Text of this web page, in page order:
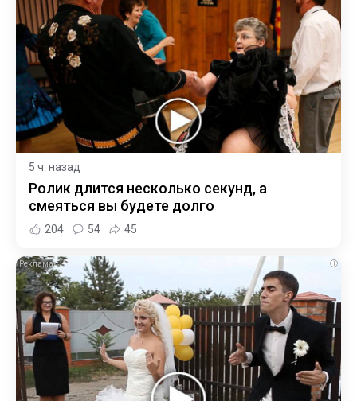
5 ч. назад
Ролик длится несколько секунд, а
смеяться вы будете долго
204 54 45
i